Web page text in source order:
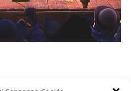
per cercare di tornare dalla